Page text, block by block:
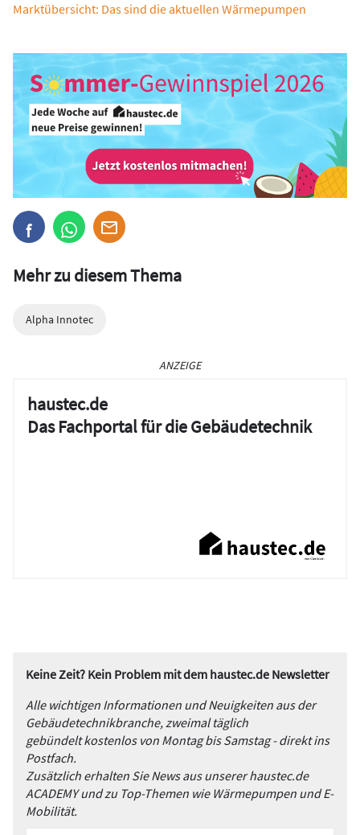
Marktübersicht: Das sind die aktuellen Wärmepumpen
Mehr zu diesem Thema
Alpha Innotec
ANZEIGE
haustec.de
Das Fachportal für die Gebäudetechnik
Keine Zeit? Kein Problem mit dem haustec.de Newsletter
Alle wichtigen Informationen und Neuigkeiten aus der
Gebäudetechnikbranche, zweimal täglich
gebündelt kostenlos von Montag bis Samstag - direkt ins
Postfach.
Zusätzlich erhalten Sie News aus unserer haustec.de
ACADEMY und zu Top-Themen wie Wärmepumpen und E-
Mobilität.